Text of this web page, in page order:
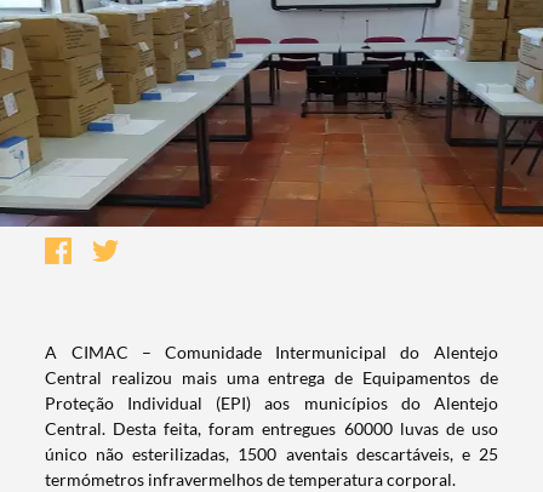
A CIMAC – Comunidade Intermunicipal do Alentejo
Central realizou mais uma entrega de Equipamentos de
Proteção Individual (EPI) aos municípios do Alentejo
Central. Desta feita, foram entregues 60000 luvas de uso
único não esterilizadas, 1500 aventais descartáveis, e 25
termómetros infravermelhos de temperatura corporal.